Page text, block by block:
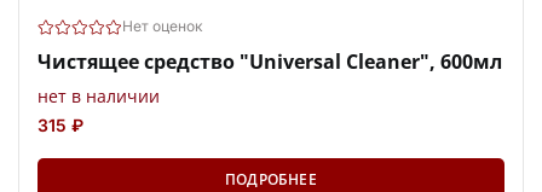
Нет оценок
Чистящее средство "Universal Cleaner", 600мл
нет в наличии
315 ₽
ПОДРОБНЕЕ